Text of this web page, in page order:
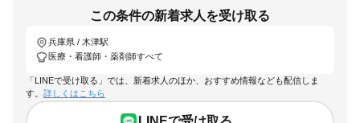
この条件の新着求人を受け取る
兵庫県 / 木津駅
医療・看護師・薬剤師すべて
「LINEで受け取る」では、新着求人のほか、おすすめ情報なども配信しま
す。 詳しくはこちら